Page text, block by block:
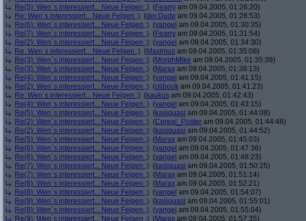
Re(5): Wen´s interessiert... Neue Felgen ;) (Fearry am 09.04.2005, 01:26:20)
Re: Wen´s interessiert... Neue Felgen ;) (der.Dude am 09.04.2005, 01:28:53)
Re(6): Wen´s interessiert... Neue Felgen ;) (yangel am 09.04.2005, 01:30:35)
Re(7): Wen´s interessiert... Neue Felgen ;) (Fearry am 09.04.2005, 01:31:54)
Re(2): Wen´s interessiert... Neue Felgen ;) (yangel am 09.04.2005, 01:34:30)
Re: Wen´s interessiert... Neue Felgen ;) (Maximus am 09.04.2005, 01:35:08)
Re(3): Wen´s interessiert... Neue Felgen ;) (MorphMike am 09.04.2005, 01:35:39)
Re(3): Wen´s interessiert... Neue Felgen ;) (Marax am 09.04.2005, 01:38:13)
Re(4): Wen´s interessiert... Neue Felgen ;) (yangel am 09.04.2005, 01:41:15)
Re(2): Wen´s interessiert... Neue Felgen ;) (olibook am 09.04.2005, 01:41:23)
Re: Wen´s interessiert... Neue Felgen ;) (kaukus am 09.04.2005, 01:42:43)
Re(4): Wen´s interessiert... Neue Felgen ;) (yangel am 09.04.2005, 01:43:15)
Re(5): Wen´s interessiert... Neue Felgen ;) (kasiquasi am 09.04.2005, 01:44:08)
Re(2): Wen´s interessiert... Neue Felgen ;) (Cereal_Poster am 09.04.2005, 01:44:48)
Re(2): Wen´s interessiert... Neue Felgen ;) (kasiquasi am 09.04.2005, 01:44:52)
Re(5): Wen´s interessiert... Neue Felgen ;) (Marax am 09.04.2005, 01:45:03)
Re(6): Wen´s interessiert... Neue Felgen ;) (yangel am 09.04.2005, 01:47:36)
Re(6): Wen´s interessiert... Neue Felgen ;) (yangel am 09.04.2005, 01:48:23)
Re(7): Wen´s interessiert... Neue Felgen ;) (kasiquasi am 09.04.2005, 01:50:25)
Re(7): Wen´s interessiert... Neue Felgen ;) (Marax am 09.04.2005, 01:51:14)
Re(8): Wen´s interessiert... Neue Felgen ;) (Marax am 09.04.2005, 01:52:21)
Re(8): Wen´s interessiert... Neue Felgen ;) (yangel am 09.04.2005, 01:54:07)
Re(9): Wen´s interessiert... Neue Felgen ;) (kasiquasi am 09.04.2005, 01:55:01)
Re(8): Wen´s interessiert... Neue Felgen ;) (yangel am 09.04.2005, 01:55:04)
Re(9): Wen´s interessiert... Neue Felgen ;) (Marax am 09.04.2005, 01:57:35)